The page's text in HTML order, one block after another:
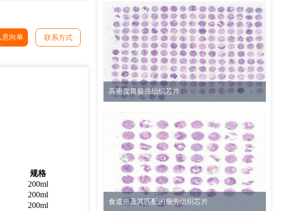
意向单 联系方式
规格
200ml
200ml
200ml
高密度胃腺癌组织芯片
食道癌及其匹配的瘤旁组织芯片